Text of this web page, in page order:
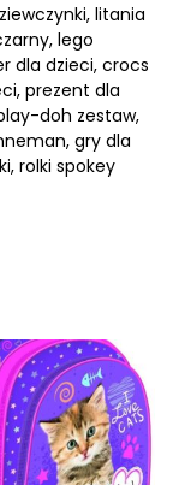
litania
lego
dla dzieci, crocs
prezent dla
doh zestaw,
gry dla
rolki spokey